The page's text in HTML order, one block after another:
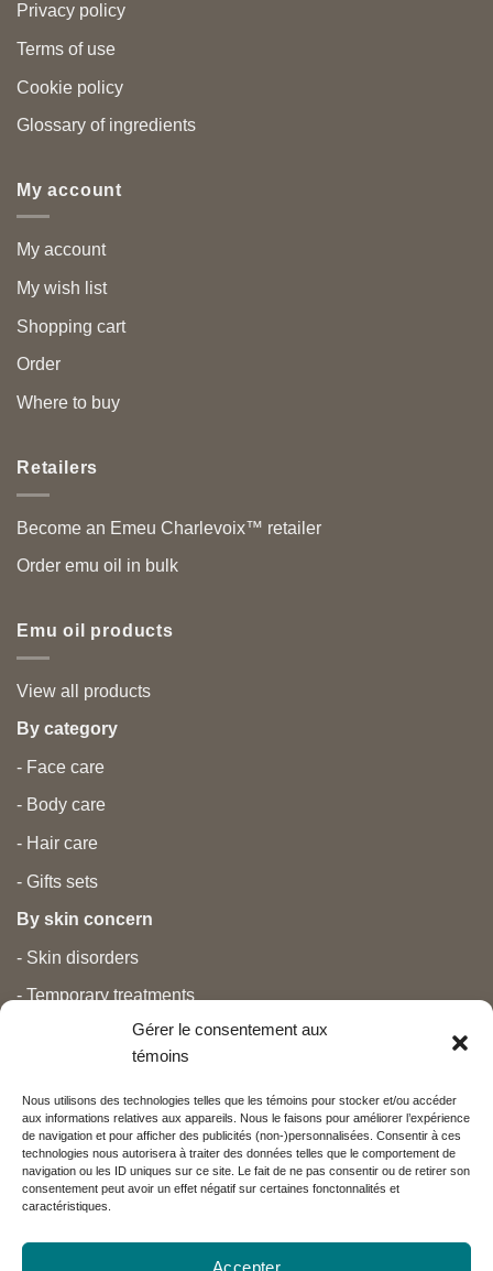
Gérer le consentement aux
témoins
Nous utilisons des technologies telles que les témoins pour stocker et/ou accéder
aux informations relatives aux appareils. Nous le faisons pour améliorer l’expérience
de navigation et pour afficher des publicités (non-)personnalisées. Consentir à ces
technologies nous autorisera à traiter des données telles que le comportement de
navigation ou les ID uniques sur ce site. Le fait de ne pas consentir ou de retirer son
consentement peut avoir un effet négatif sur certaines fonctonnalités et
caractéristiques.
Accepter
Privacy policy
Terms of use
Cookie policy
Glossary of ingredients
My account
My account
My wish list
Shopping cart
Order
Where to buy
Retailers
Become an Emeu Charlevoix™ retailer
Order emu oil in bulk
Emu oil products
View all products
By category
- Face care
- Body care
- Hair care
- Gifts sets
By skin concern
- Skin disorders
- Temporary treatments
- Pregnancy and newborns
- Anti aging and beauty
Nos partenaires